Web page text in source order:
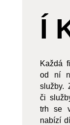
Í
Každá
od ní
služby.
či
trh se
nabízí